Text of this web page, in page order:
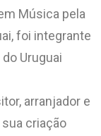
Música pela
foi integrante
Uruguai
arranjador e
criação